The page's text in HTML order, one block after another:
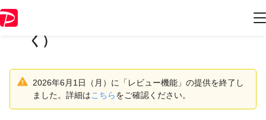
く）
2026年6月1日（月）に「レビュー機能」の提供を終了し
ました。詳細はこちらをご確認ください。